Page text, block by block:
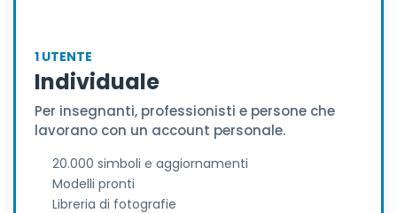
1 UTENTE
Individuale
Per insegnanti, professionisti e persone che
lavorano con un account personale.
20.000 simboli e aggiornamenti
Modelli pronti
Libreria di fotografie